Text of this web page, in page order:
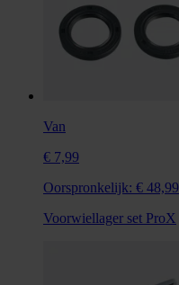
Van
€ 7,99
Oorspronkelijk: € 48,99
Voorwiellager set ProX